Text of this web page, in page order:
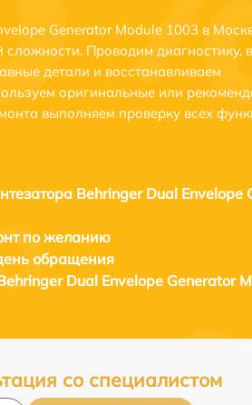
Generator Module 1003 в
Проводим диагностику,
детали и восстанавливаем
оригинальные или
выполняем проверку всех
Behringer Dual Envelope
по желанию
обращения
Dual Envelope Generator
со специалистом